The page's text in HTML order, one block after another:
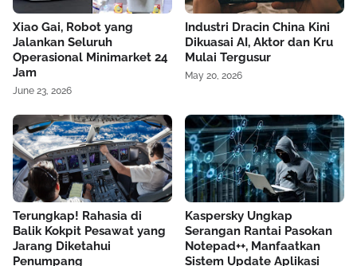
Xiao Gai, Robot yang
Jalankan Seluruh
Operasional Minimarket 24
Jam
June 23, 2026
Industri Dracin China Kini
Dikuasai AI, Aktor dan Kru
Mulai Tergusur
May 20, 2026
Terungkap! Rahasia di
Balik Kokpit Pesawat yang
Jarang Diketahui
Penumpang
Kaspersky Ungkap
Serangan Rantai Pasokan
Notepad++, Manfaatkan
Sistem Update Aplikasi